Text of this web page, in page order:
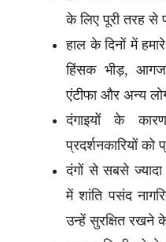
के लिए पूरी तरह से
हाल के दिनों में
हिंसक भीड़,
एंटीफा और अन्य
दंगाइयों के
प्रदर्शनकारियों को
दंगों से सबसे ज्यादा
में शांति पसंद
उन्हें सुरक्षित रखने